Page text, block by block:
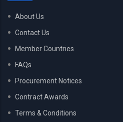
About Us
Contact Us
Member Countries
FAQs
Procurement Notices
Contract Awards
Terms & Conditions